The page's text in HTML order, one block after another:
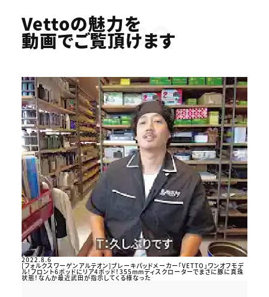
Youtube
Vettoの魅力を
動画でご覧頂けます
2022.8.6
[フォルクスワーゲンアルテオン]ブレーキパッドメーカー「VETTO」ワンオフモデ
ル！フロント6ポッドにリア4ポッド！355mmディスクローターでまさに豚に真珠
状態！なんか最近武田が指示してくる様なった